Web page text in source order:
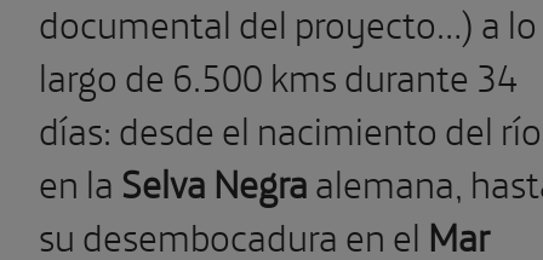
documental del proyecto…) a lo
largo de 6.500 kms durante 34
días: desde el nacimiento del
en la Selva Negraalemana,
su desembocadura en el Mar